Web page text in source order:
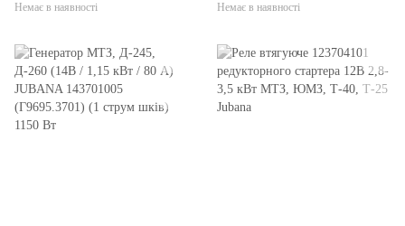
Немає в наявності Немає в наявності